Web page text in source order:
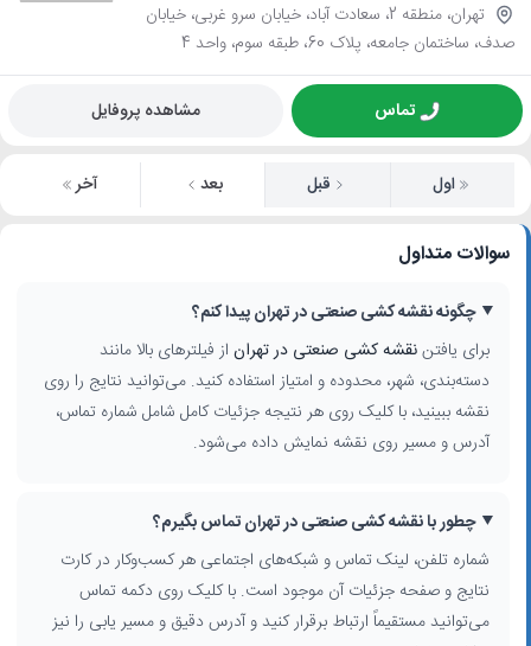
تهران، منطقه 2، سعادت آباد، خیابان سرو غربی، خیابان
صدف، ساختمان جامعه، پلاک 60، طبقه سوم، واحد 4
تماس مشاهده پروفایل
اول قبل بعد آخر
سوالات متداول
چگونه نقشه کشی صنعتی در تهران پیدا کنم؟
برای یافتننقشه کشی صنعتی در تهران از فیلترهای بالا مانند
دسته‌بندی، شهر، محدوده و امتیاز استفاده کنید. می‌توانید نتایج را روی
نقشه ببینید، با کلیک روی هر نتیجه جزئیات کامل شامل شماره تماس،
آدرس و مسیر روی نقشه نمایش داده می‌شود.
چطور با نقشه کشی صنعتی در تهران تماس بگیرم؟
شماره تلفن، لینک تماس و شبکه‌های اجتماعی هر کسب‌وکار در کارت
نتایج و صفحه جزئیات آن موجود است. با کلیک روی دکمه تماس
می‌توانید مستقیماً ارتباط برقرار کنید و آدرس دقیق و مسیر یابی را نیز